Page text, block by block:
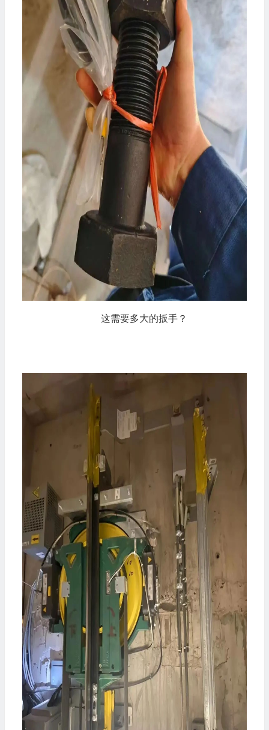
这需要多大的扳手？